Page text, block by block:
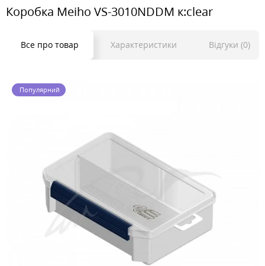
Коробка Meiho VS-3010NDDM к:clear
Все про товар Характеристики Відгуки (0)
Популярний